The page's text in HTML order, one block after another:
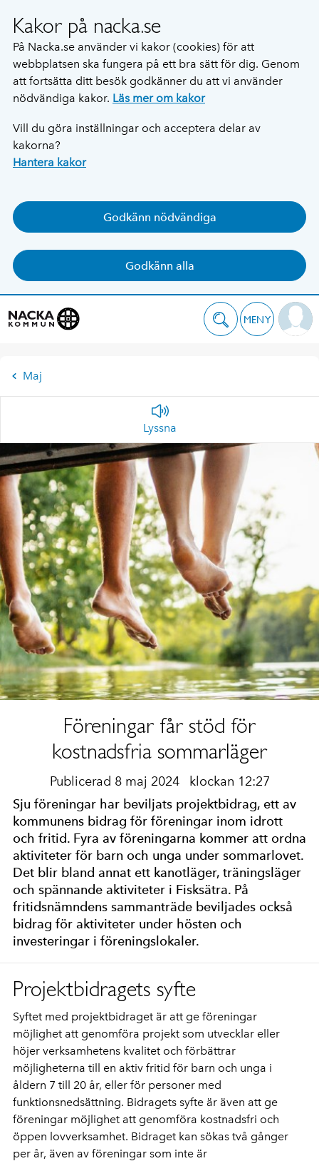
Kakor på nacka.se
På Nacka.se använder vi kakor (cookies) för att
webbplatsen ska fungera på ett bra sätt för dig. Genom
att fortsätta ditt besök godkänner du att vi använder
nödvändiga kakor. Läs mer om kakor
Vill du göra inställningar och acceptera delar av
kakorna?
Hantera kakor
Godkänn nödvändiga
Godkänn alla
MENY
Maj
Lyssna
Föreningar får stöd för
kostnadsfria sommarläger
Publicerad 8 maj 2024 klockan 12:27
Sju föreningar har beviljats projektbidrag, ett av
kommunens bidrag för föreningar inom idrott
och fritid. Fyra av föreningarna kommer att ordna
aktiviteter för barn och unga under sommarlovet.
Det blir bland annat ett kanotläger, träningsläger
och spännande aktiviteter i Fisksätra. På
fritidsnämndens sammanträde beviljades också
bidrag för aktiviteter under hösten och
investeringar i föreningslokaler.
Projektbidragets syfte
Syftet med projektbidraget är att ge föreningar
möjlighet att genomföra projekt som utvecklar eller
höjer verksamhetens kvalitet och förbättrar
möjligheterna till en aktiv fritid för barn och unga i
åldern 7 till 20 år, eller för personer med
funktionsnedsättning. Bidragets syfte är även att ge
föreningar möjlighet att genomföra kostnadsfri och
öppen lovverksamhet. Bidraget kan sökas två gånger
per år, även av föreningar som inte är